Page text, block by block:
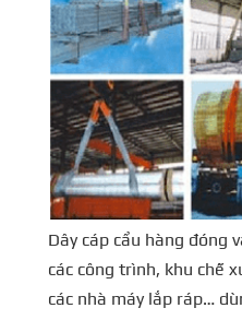
Dây cáp cẩu hàng đóng
các công trình, khu chế
các nhà máy lắp ráp…